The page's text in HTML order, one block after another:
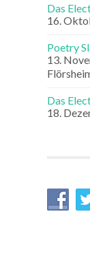
Das
16.
Poetry
13.
Das
18.